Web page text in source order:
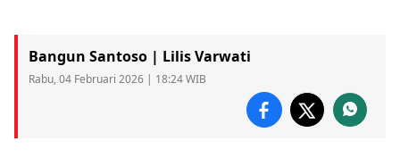
Bangun Santoso | Lilis Varwati
Rabu, 04 Februari 2026 | 18:24 WIB